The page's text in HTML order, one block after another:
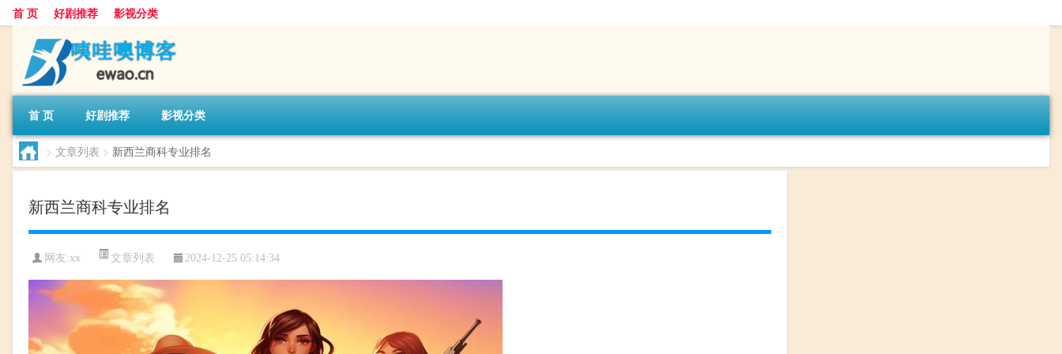
首 页 好剧推荐 影视分类
首 页 好剧推荐 影视分类
> 文章列表 > 新西兰商科专业排名
新西兰商科专业排名
网友:xx 文章列表 2024-12-25 05:14:34